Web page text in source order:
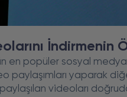
İndirmenin
en popüler sosyal medya
paylaşımları yaparak
videoları